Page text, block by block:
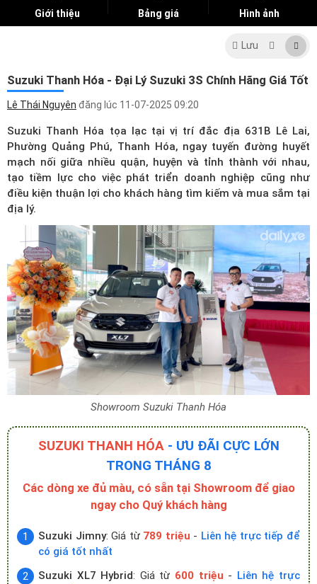
Giới thiệu Bảng giá Hình ảnh
Lưu
Suzuki Thanh Hóa - Đại Lý Suzuki 3S Chính Hãng Giá Tốt
Lê Thái Nguyên đăng lúc 11-07-2025 09:20
Suzuki Thanh Hóa tọa lạc tại vị trí đắc địa 631B Lê Lai,
Phường Quảng Phú, Thanh Hóa, ngay tuyến đường huyết
mạch nối giữa nhiều quận, huyện và tỉnh thành với nhau,
tạo tiềm lực cho việc phát triển doanh nghiệp cũng như
điều kiện thuận lợi cho khách hàng tìm kiếm và mua sắm tại
địa lý.
Showroom Suzuki Thanh Hóa
SUZUKI THANH HÓA- ƯU ĐÃI CỰC LỚN
TRONG THÁNG 8
Các dòng xe đủ màu, có sẵn tại Showroom để giao
ngay cho Quý khách hàng
Suzuki Jimny: Giá từ 789 triệu - Liên hệ trực tiếp để
có giá tốt nhất
Suzuki XL7 Hybrid: Giá từ 600 triệu - Liên hệ trực